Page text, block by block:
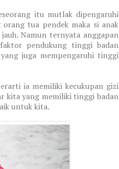
itu mutlak dipengaruhi
tua pendek maka si anak
Namun ternyata anggapan
pendukung tinggi badan
juga mempengaruhi tinggi
ia memiliki kecukupan gizi
kita yang memiliki tinggi badan
untuk kita.